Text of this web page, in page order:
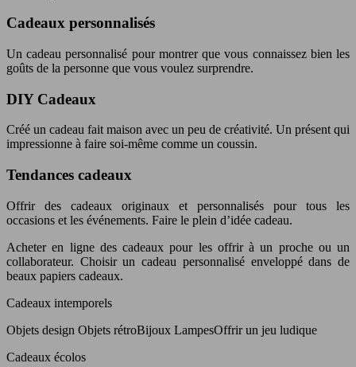
Cadeaux personnalisés
Un cadeau personnalisé pour montrer que vous connaissez bien les
goûts de la personne que vous voulez surprendre.
DIY Cadeaux
Créé un cadeau fait maison avec un peu de créativité. Un présent qui
impressionne à faire soi-même comme un coussin.
Tendances cadeaux
Offrir des cadeaux originaux et personnalisés pour tous les
occasions et les événements. Faire le plein d’idée cadeau.
Acheter en ligne des cadeaux pour les offrir à un proche ou un
collaborateur. Choisir un cadeau personnalisé enveloppé dans de
beaux papiers cadeaux.
Cadeaux intemporels
Objets design Objets rétroBijoux LampesOffrir un jeu ludique
Cadeaux écolos